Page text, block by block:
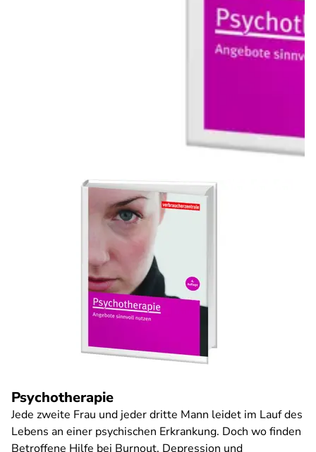
Psychotherapie
Jede zweite Frau und jeder dritte Mann leidet im Lauf des
Lebens an einer psychischen Erkrankung. Doch wo finden
Betroffene Hilfe bei Burnout, Depression und